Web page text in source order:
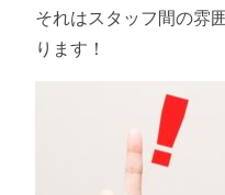
それはスタッフ間の雰
ります！